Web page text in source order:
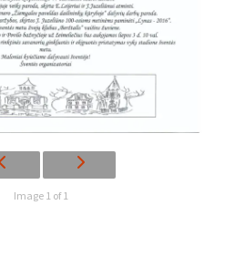
Image 1 of 1